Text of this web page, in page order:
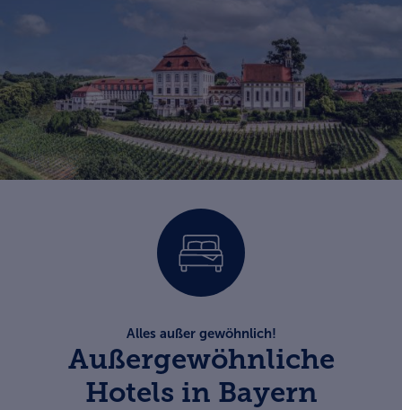
Alles außer gewöhnlich!
Außergewöhnliche
Hotels in Bayern